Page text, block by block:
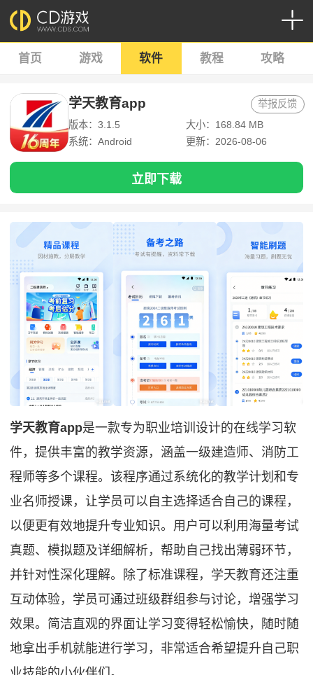
首页 游戏 软件 教程 攻略
学天教育app
版本：3.1.5
大小：168.84 MB
系统：Android
更新：2026-08-06
举报反馈
立即下载
学天教育app是一款专为职业培训设计的在线学习软
件，提供丰富的教学资源，涵盖一级建造师、消防工
程师等多个课程。该程序通过系统化的教学计划和专
业名师授课，让学员可以自主选择适合自己的课程，
以便更有效地提升专业知识。用户可以利用海量考试
真题、模拟题及详细解析，帮助自己找出薄弱环节，
并针对性深化理解。除了标准课程，学天教育还注重
互动体验，学员可通过班级群组参与讨论，增强学习
效果。简洁直观的界面让学习变得轻松愉快，随时随
地拿出手机就能进行学习，非常适合希望提升自己职